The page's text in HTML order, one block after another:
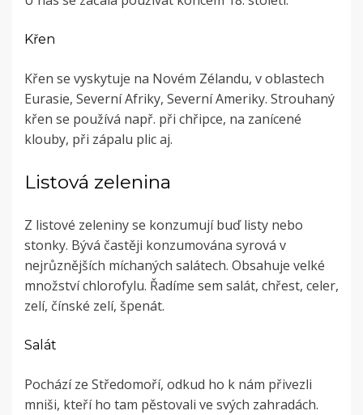
Křen
Křen se vyskytuje na Novém Zélandu, v oblastech
Eurasie, Severní Afriky, Severní Ameriky. Strouhaný
křen se používá např. při chřipce, na zanícené
klouby, při zápalu plic aj.
Listová zelenina
Z listové zeleniny se konzumují buď listy nebo
stonky. Bývá častěji konzumována syrová v
nejrůznějších míchaných salátech. Obsahuje velké
množství chlorofylu. Řadíme sem salát, chřest, celer,
zelí, čínské zelí, špenát.
Salát
Pochází ze Středomoří, odkud ho k nám přivezli
mniši, kteří ho tam pěstovali ve svých zahradách.